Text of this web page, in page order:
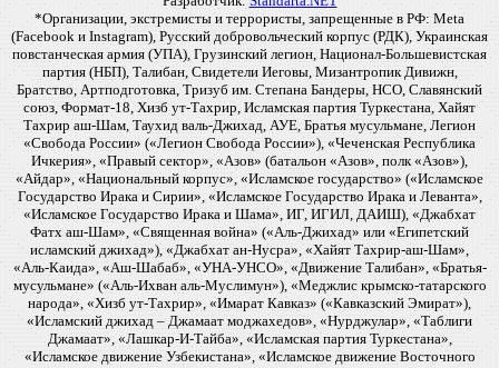
*Организации, экстремисты и террористы, запрещенные в РФ: Meta
(Facebook и Instagram), Русский добровольческий корпус (РДК), Украинская
повстанческая армия (УПА), Грузинский легион, Национал-Большевистская
партия (НБП), Талибан, Свидетели Иеговы, Мизантропик Дивижн,
Братство, Артподготовка, Тризуб им. Степана Бандеры, НСО, Славянский
союз, Формат-18, Хизб ут-Тахрир, Исламская партия Туркестана, Хайят
Тахрир аш-Шам, Таухид валь-Джихад, АУЕ, Братья мусульмане, Легион
«Свобода России» («Легион Свобода России»), «Чеченская Республика
Ичкерия», «Правый сектор», «Азов» (батальон «Азов», полк «Азов»),
«Айдар», «Национальный корпус», «Исламское государство» («Исламское
Государство Ирака и Сирии», «Исламское Государство Ирака и Леванта»,
«Исламское Государство Ирака и Шама», ИГ, ИГИЛ, ДАИШ), «Джабхат
Фатх аш-Шам», «Священная война» («Аль-Джихад» или «Египетский
исламский джихад»), «Джабхат ан-Нусра», «Хайят Тахрир-аш-Шам»,
«Аль-Каида», «Аш-Шабаб», «УНА-УНСО», «Движение Талибан», «Братья-
мусульмане» («Аль-Ихван аль-Муслимун»), «Меджлис крымско-татарского
народа», «Хизб ут-Тахрир», «Имарат Кавказ» («Кавказский Эмират»),
«Исламский джихад – Джамаат моджахедов», «Нурджулар», «Таблиги
Джамаат», «Лашкар-И-Тайба», «Исламская партия Туркестана»,
«Исламское движение Узбекистана», «Исламское движение Восточного